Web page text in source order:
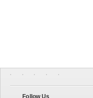
Follow Us